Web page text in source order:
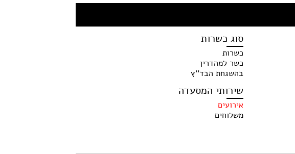
סוג כשרות
כשרות
כשר למהדרין
בהשגחת הבד''ץ
שירותי המסעדה
אירועים
משלוחים